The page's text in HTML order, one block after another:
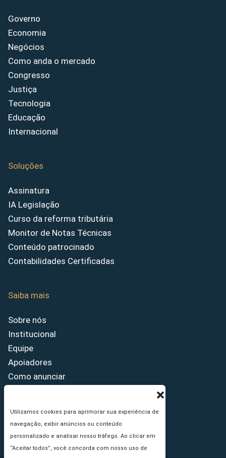
Utilizamos cookies para aprimorar sua experiência de
navegação, exibir anúncios ou conteúdo
personalizado e analisar nosso tráfego. Ao clicar em
“Aceitar todos”, você concorda com nosso uso de
Governo
Economia
Negócios
Como anda o mercado
Congresso
Justiça
Tecnologia
Educação
Internacional
Soluções
Assinatura
IA Legislação
Curso da reforma tributária
Monitor de Notas Técnicas
Conteúdo patrocinado
Contabilidades Certificadas
Saiba mais
Sobre nós
Institucional
Equipe
Apoiadores
Como anunciar
Princípios Editoriais